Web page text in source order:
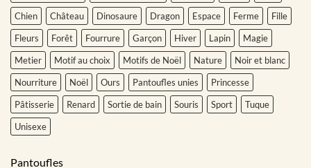
Chien
Château Dinosaure Dragon Espace Ferme
Fille
Fleurs
Forêt Fourrure Garçon Hiver Lapin
Magie
Metier
Motif au choix Motifs de Noël Nature
Noir et blanc
Nourriture
Noël Ours Pantoufles unies
Princesse
Pâtisserie
Renard Sortie de bain Souris Sport
Tuque
Unisexe
Pantoufles